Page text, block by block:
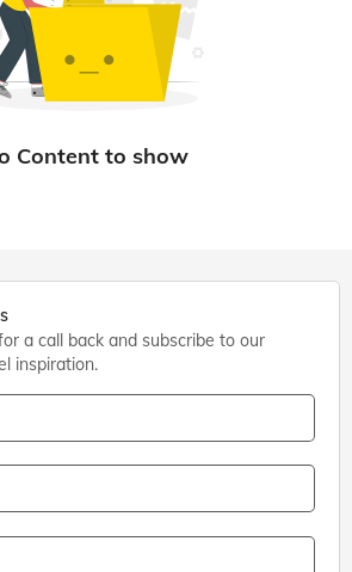
a call back and subscribe to our
inspiration.